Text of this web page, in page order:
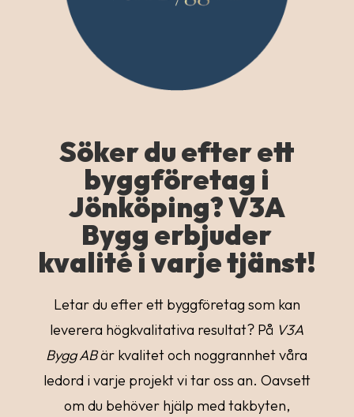
Söker du efter ett
byggföretag i
Jönköping? V3A
Bygg erbjuder
kvalité i varje tjänst!
Letar du efter ett byggföretag som kan
leverera högkvalitativa resultat? På V3A
Bygg ABär kvalitet och noggrannhet våra
ledord i varje projekt vi tar oss an. Oavsett
om du behöver hjälp med takbyten,